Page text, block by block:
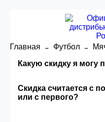
Главная Футбол
Какую скидку я могу
Скидка считается с
или с первого?